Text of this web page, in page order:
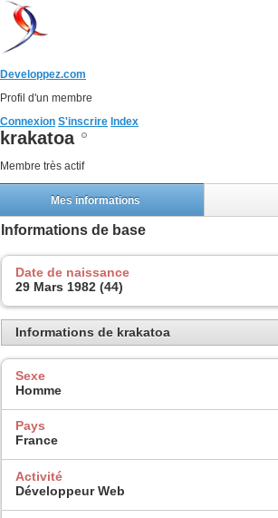
Developpez.com
Profil d'un membre
Connexion S'inscrire Index
krakatoa
Membre très actif
Mes informations
Informations de base
Date de naissance
29 Mars 1982 (44)
Informations de krakatoa
Sexe
Homme
Pays
France
Activité
Développeur Web